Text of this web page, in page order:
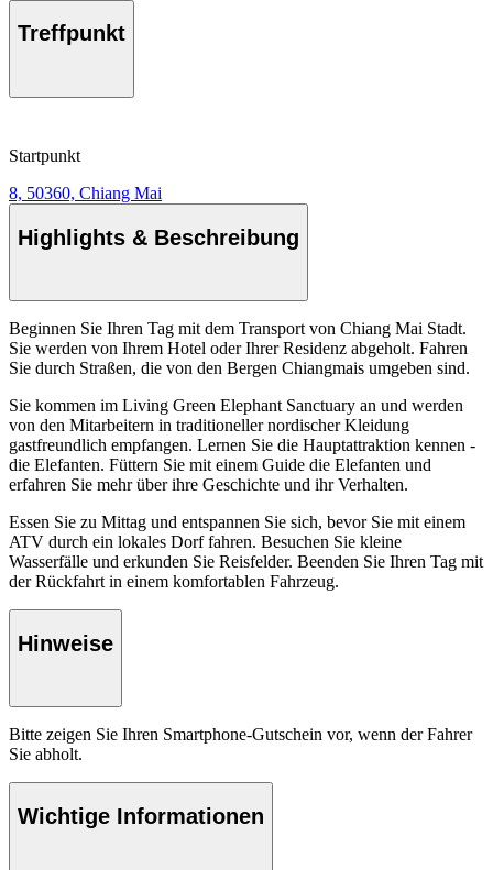
Treffpunkt
Startpunkt
8, 50360, Chiang Mai
Highlights & Beschreibung
Beginnen Sie Ihren Tag mit dem Transport von Chiang Mai Stadt.
Sie werden von Ihrem Hotel oder Ihrer Residenz abgeholt. Fahren
Sie durch Straßen, die von den Bergen Chiangmais umgeben sind.
Sie kommen im Living Green Elephant Sanctuary an und werden
von den Mitarbeitern in traditioneller nordischer Kleidung
gastfreundlich empfangen. Lernen Sie die Hauptattraktion kennen -
die Elefanten. Füttern Sie mit einem Guide die Elefanten und
erfahren Sie mehr über ihre Geschichte und ihr Verhalten.
Essen Sie zu Mittag und entspannen Sie sich, bevor Sie mit einem
ATV durch ein lokales Dorf fahren. Besuchen Sie kleine
Wasserfälle und erkunden Sie Reisfelder. Beenden Sie Ihren Tag mit
der Rückfahrt in einem komfortablen Fahrzeug.
Hinweise
Bitte zeigen Sie Ihren Smartphone-Gutschein vor, wenn der Fahrer
Sie abholt.
Wichtige Informationen